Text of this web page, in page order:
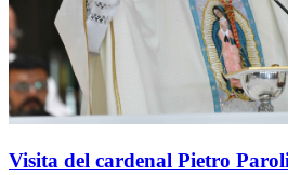
Visita del cardenal Pietro